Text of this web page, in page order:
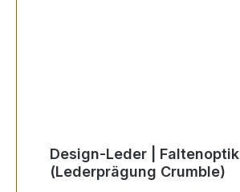
Design-Leder | Faltenoptik
(Lederprägung Crumble)